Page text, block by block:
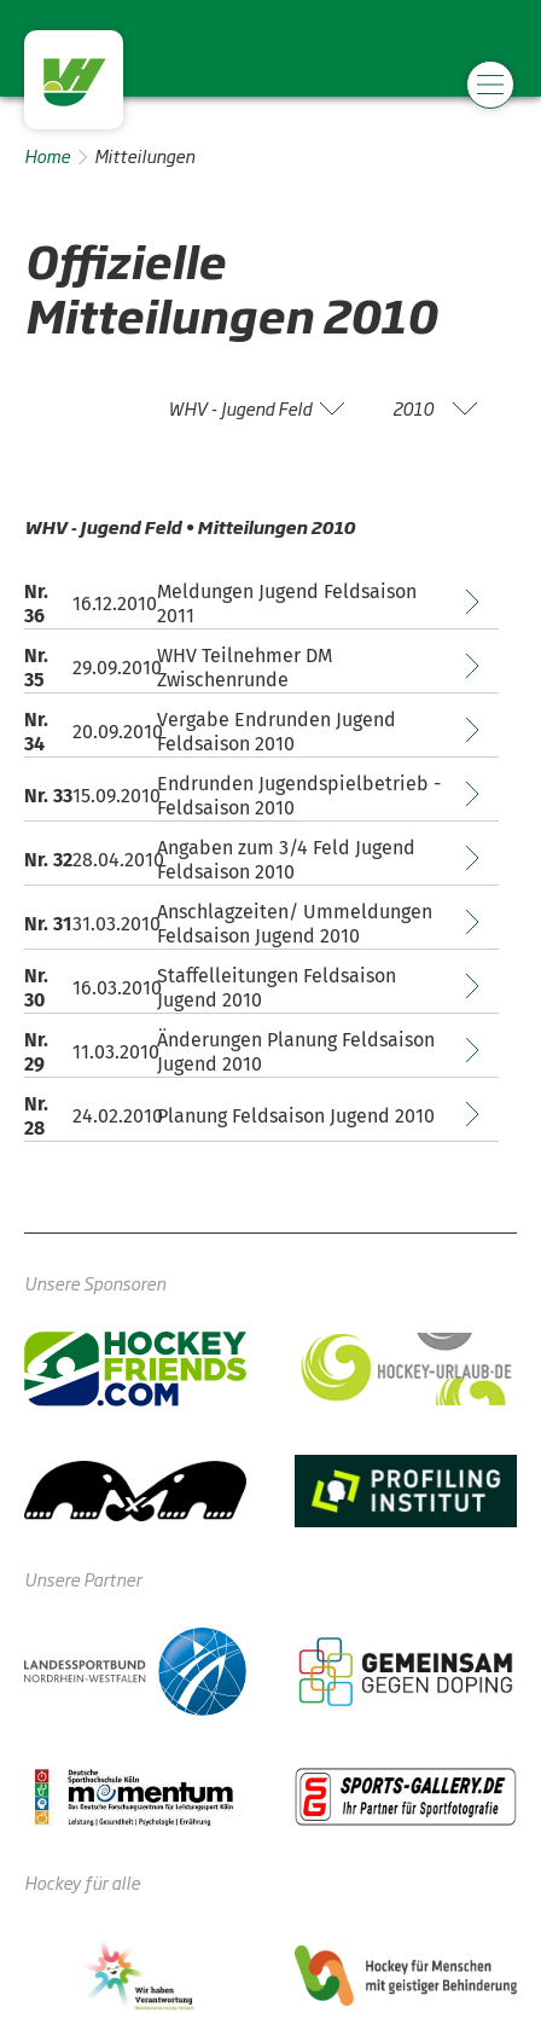
Home Mitteilungen
Offizielle
Mitteilungen2010
WHV - Jugend Feld 2010
WHV - Jugend Feld • Mitteilungen 2010
Nr.
36
16.12.2010
Meldungen Jugend Feldsaison
2011
Nr.
35
29.09.2010
WHV Teilnehmer DM
Zwischenrunde
Nr.
34
20.09.2010
Vergabe Endrunden Jugend
Feldsaison 2010
Nr. 3315.09.2010
Endrunden Jugendspielbetrieb -
Feldsaison 2010
Nr. 3228.04.2010
Angaben zum 3/4 Feld Jugend
Feldsaison 2010
Nr. 3131.03.2010
Anschlagzeiten/ Ummeldungen
Feldsaison Jugend 2010
Nr.
30
16.03.2010
Staffelleitungen Feldsaison
Jugend 2010
Nr.
29
11.03.2010
Änderungen Planung Feldsaison
Jugend 2010
Nr.
28
24.02.2010Planung Feldsaison Jugend 2010
Unsere Sponsoren
Unsere Partner
Hockey für alle